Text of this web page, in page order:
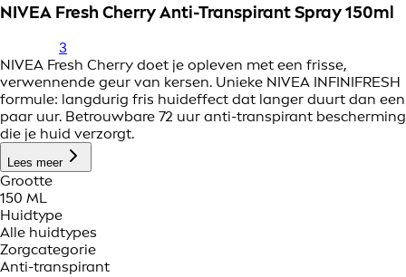
NIVEA Fresh Cherry Anti-Transpirant Spray 150ml
3
NIVEA Fresh Cherry doet je opleven met een frisse,
verwennende geur van kersen. Unieke NIVEA INFINIFRESH
formule: langdurig fris huideffect dat langer duurt dan een
paar uur. Betrouwbare 72 uur anti-transpirant bescherming
die je huid verzorgt.
Lees meer
Grootte
150 ML
Huidtype
Alle huidtypes
Zorgcategorie
Anti-transpirant